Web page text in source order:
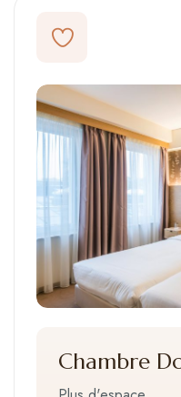
Chambre